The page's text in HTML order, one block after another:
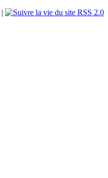
| RSS 2.0